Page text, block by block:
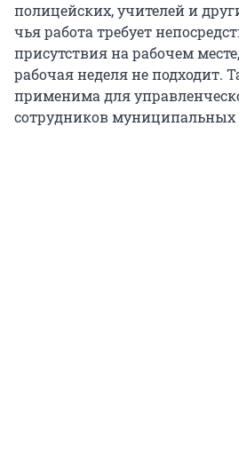
полицейских, учителей и
чья работа требует
присутствия на рабочем
рабочая неделя не подходит.
применима для
сотрудников муниципальных